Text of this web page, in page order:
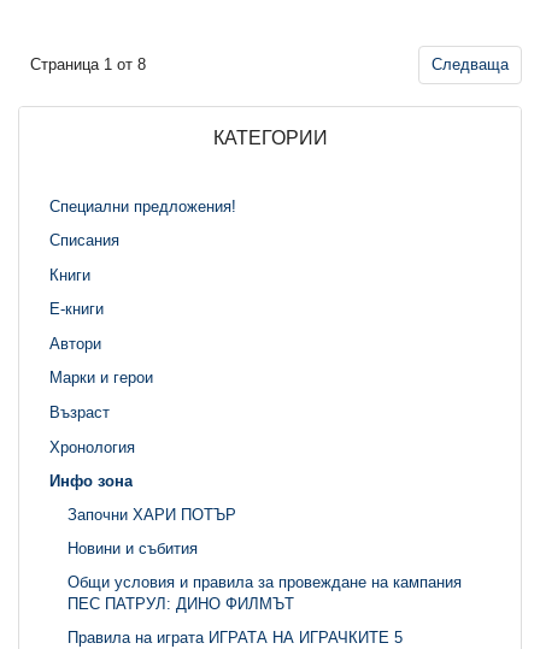
Страница 1 от 8 Следваща
КАТЕГОРИИ
Специални предложения!
Списания
Книги
Е-книги
Автори
Марки и герои
Възраст
Хронология
Инфо зона
Започни ХАРИ ПОТЪР
Новини и събития
Общи условия и правила за провеждане на кампания
ПЕС ПАТРУЛ: ДИНО ФИЛМЪТ
Правила на играта ИГРАТА НА ИГРАЧКИТЕ 5